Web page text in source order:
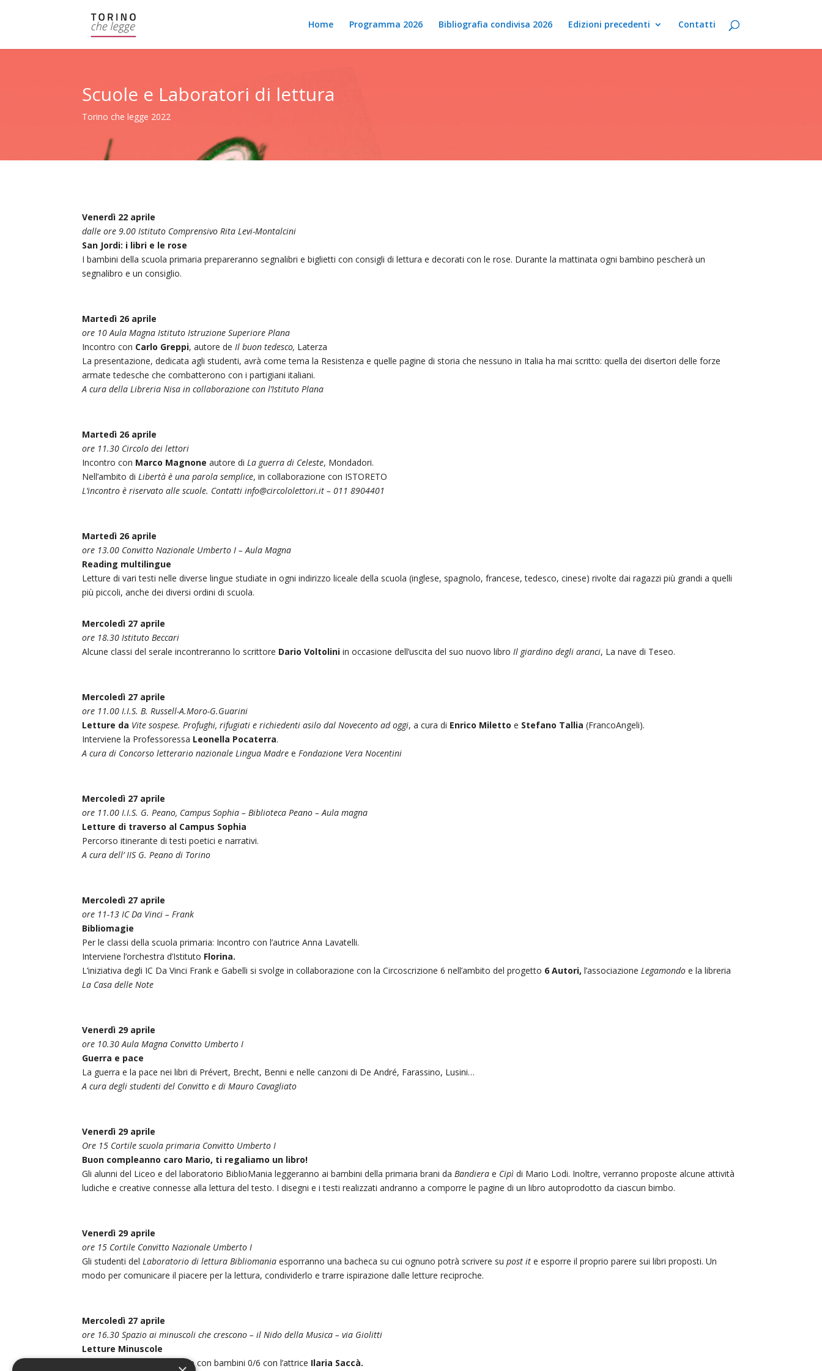
Home Programma 2026 Bibliografia condivisa 2026 Edizioni precedenti Contatti
Scuole e Laboratori di lettura
Torino che legge 2022
Venerdì 22 aprile
dalle ore 9.00 Istituto Comprensivo Rita Levi-Montalcini
San Jordi: i libri e le rose
I bambini della scuola primaria prepareranno segnalibri e biglietti con consigli di lettura e decorati con le rose. Durante la mattinata ogni bambino pescherà un
segnalibro e un consiglio.
Martedì 26 aprile
ore 10 Aula Magna Istituto Istruzione Superiore Plana
Incontro con Carlo Greppi, autore de Il buon tedesco, Laterza
La presentazione, dedicata agli studenti, avrà come tema la Resistenza e quelle pagine di storia che nessuno in Italia ha mai scritto: quella dei disertori delle forze
armate tedesche che combatterono con i partigiani italiani.
A cura della Libreria Nisa in collaborazione con l’Istituto Plana
Martedì 26 aprile
ore 11.30 Circolo dei lettori
Incontro con Marco Magnone autore di La guerra di Celeste, Mondadori.
Nell’ambito di Libertà è una parola semplice, in collaborazione con ISTORETO
L’incontro è riservato alle scuole. Contattiinfo@circololettori.it – 011 8904401
Martedì 26 aprile
ore 13.00 Convitto Nazionale Umberto I – Aula Magna
Reading multilingue
Letture di vari testi nelle diverse lingue studiate in ogni indirizzo liceale della scuola (inglese, spagnolo, francese, tedesco, cinese) rivolte dai ragazzi più grandi a quelli
più piccoli, anche dei diversi ordini di scuola.
Mercoledì 27 aprile
ore 18.30 Istituto Beccari
Alcune classi del serale incontreranno lo scrittore Dario Voltolini in occasione dell’uscita del suo nuovo libro Il giardino degli aranci, La nave di Teseo.
Mercoledì 27 aprile
ore 11.00 I.I.S. B. Russell-A.Moro-G.Guarini
Letture da Vite sospese. Profughi, rifugiati e richiedenti asilo dal Novecento ad oggi, a cura di Enrico Miletto e Stefano Tallia (FrancoAngeli).
Interviene la Professoressa Leonella Pocaterra.
A cura di Concorso letterario nazionale Lingua Madree Fondazione Vera Nocentini
Mercoledì 27 aprile
ore 11.00 I.I.S. G. Peano, Campus Sophia – Biblioteca Peano – Aula magna
Letture di traverso al Campus Sophia
Percorso itinerante di testi poetici e narrativi.
A cura dell’ IIS G. Peano di Torino
Mercoledì 27 aprile
ore 11-13 IC Da Vinci – Frank
Bibliomagie
Per le classi della scuola primaria: Incontro con l’autrice Anna Lavatelli.
Interviene l’orchestra d’Istituto Florina.
L’iniziativa degli IC Da Vinci Frank e Gabelli si svolge in collaborazione con la Circoscrizione 6 nell’ambito del progetto 6 Autori, l’associazione Legamondo e la libreria
La Casa delle Note
Venerdì 29 aprile
ore 10.30 Aula Magna Convitto Umberto I
Guerra e pace
La guerra e la pace nei libri di Prévert, Brecht, Benni e nelle canzoni di De André, Farassino, Lusini…
A cura degli studenti del Convitto e di Mauro Cavagliato
Venerdì 29 aprile
Ore 15 Cortile scuola primaria Convitto Umberto I
Buon compleanno caro Mario, ti regaliamo un libro!
Gli alunni del Liceo e del laboratorio BiblioMania leggeranno ai bambini della primaria brani da Bandierae Cipìdi Mario Lodi. Inoltre, verranno proposte alcune attività
ludiche e creative connesse alla lettura del testo. I disegni e i testi realizzati andranno a comporre le pagine di un libro autoprodotto da ciascun bimbo.
Venerdì 29 aprile
ore 15 Cortile Convitto Nazionale Umberto I
Gli studenti del Laboratorio di lettura Bibliomaniaesporranno una bacheca su cui ognuno potrà scrivere supost it e esporre il proprio parere sui libri proposti. Un
modo per comunicare il piacere per la lettura, condividerlo e trarre ispirazione dalle letture reciproche.
Mercoledì 27 aprile
ore 16.30 Spazio ai minuscoli che crescono – il Nido della Musica – via Giolitti
Letture Minuscole
Letture animate per famiglie con bambini 0/6 con l’attrice Ilaria Saccà.